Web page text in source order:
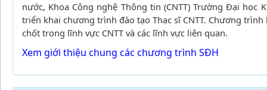
nước, Khoa Công nghệ Thông tin (CNTT) Trường Đại
triển khai chương trình đào tạo Thạc sĩ CNTT. Chương
chốt trong lĩnh vực CNTT và các lĩnh vực liên quan.
Xem giới thiệu chung các chương trình SĐH